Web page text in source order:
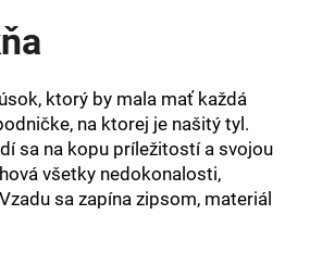
ktorý by mala mať každá
na ktorej je našitý tyl.
sa na kopu príležitostí a svojou
všetky nedokonalosti,
sa zapína zipsom, materiál